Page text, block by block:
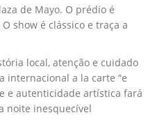
de Mayo. O prédio é
show é clássico e traça a
local, atenção e cuidado
internacional a la carte “e
e autenticidade artística fará
noite inesquecível